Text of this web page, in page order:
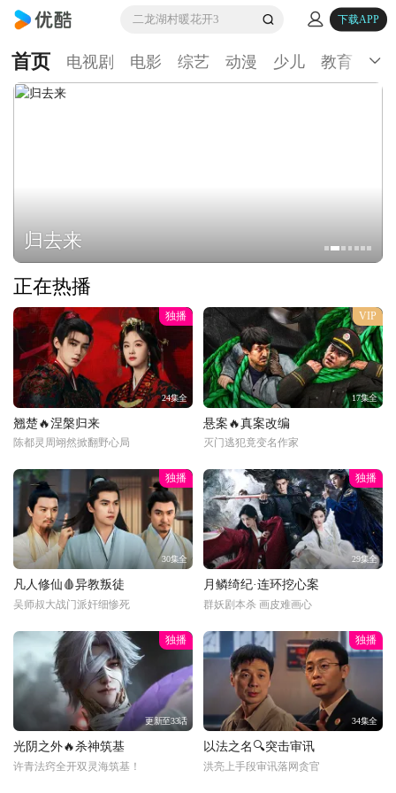
二龙湖村暖花开3 下载APP
首页 电视剧 电影 综艺 动漫 少儿 教育 生
归去来
正在热播
独播
24集全
翘楚🔥涅槃归来
陈都灵周翊然掀翻野心局
VIP
17集全
悬案🔥真案改编
灭门逃犯竟变名作家
独播
30集全
凡人修仙🩸异教叛徒
吴师叔大战门派奸细惨死
独播
29集全
月鳞绮纪·连环挖心案
群妖剧本杀 画皮难画心
独播
更新至33话
光阴之外🔥杀神筑基
许青法窍全开双灵海筑基！
独播
34集全
以法之名🔍突击审讯
洪亮上手段审讯落网贪官